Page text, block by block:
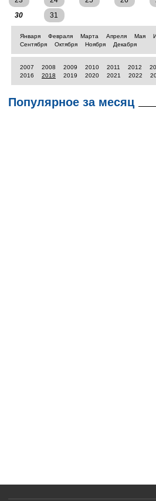
30
31
Января Февраля Марта Апреля Мая
Сентября
Октября Ноября Декабря
2007 2008 2009 2010 2011 2012
2016
2018 2019 2020 2021 2022
Популярное за месяц